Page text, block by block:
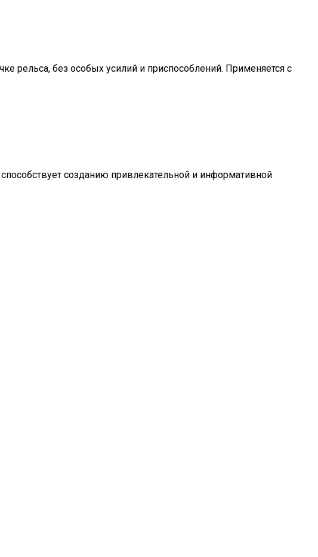
рельса, без особых усилий и приспособлений. Применяется с
созданию привлекательной и информативной